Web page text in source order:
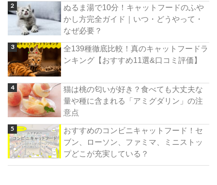
ぬるま湯で10分！キャットフードのふや
かし方完全ガイド｜いつ・どうやって・
なぜ必要？
全139種徹底比較！真のキャットフードラ
ンキング【おすすめ11選&口コミ評価】
猫は桃の匂いが好き？食べても大丈夫な
量や種に含まれる「アミグダリン」の注
意点
おすすめのコンビニキャットフード！セ
ブン、ローソン、ファミマ、ミニストッ
プどこが充実している？